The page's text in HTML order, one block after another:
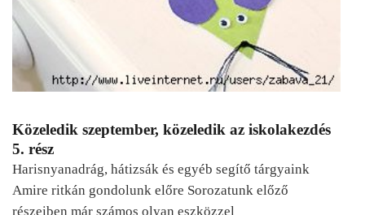
Közeledik szeptember, közeledik az iskolakezdés
5. rész
Harisnyanadrág, hátizsák és egyéb segítő tárgyaink
Amire ritkán gondolunk előre Sorozatunk előző
részeiben már számos olyan eszközzel